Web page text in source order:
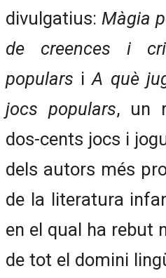
divulgatius: Màgia
de creences i
populars iA què
jocs populars, un
dos-cents jocs i
dels autors més
de la literatura
en el qual ha rebut
de tot el domini